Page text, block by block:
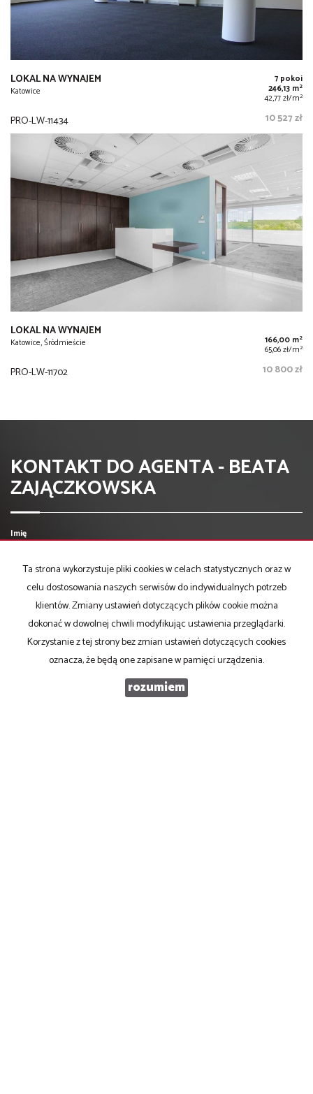
LOKAL NA WYNAJEM
Katowice
7 pokoi
246,13 m2
42,77 zł/m2
PRO-LW-11434 10 527 zł
LOKAL NA WYNAJEM
Katowice, Śródmieście 166,00 m2
65,06 zł/m2
PRO-LW-11702 10 800 zł
KONTAKT DO AGENTA - BEATA
ZAJĄCZKOWSKA
Imię
Email
Ta strona wykorzystuje pliki cookies w celach statystycznych oraz w
celu dostosowania naszych serwisów do indywidualnych potrzeb
klientów. Zmiany ustawień dotyczących plików cookie można
dokonać w dowolnej chwili modyfikując ustawienia przeglądarki.
Korzystanie z tej strony bez zmian ustawień dotyczących cookies
oznacza, że będą one zapisane w pamięci urządzenia.
rozumiem